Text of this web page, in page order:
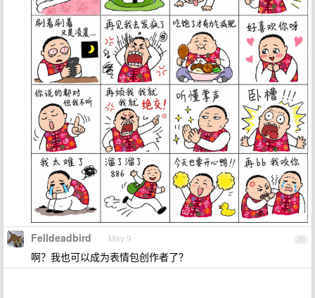
20
Felldeadbird May 9
啊？我也可以成为表情包创作者了？